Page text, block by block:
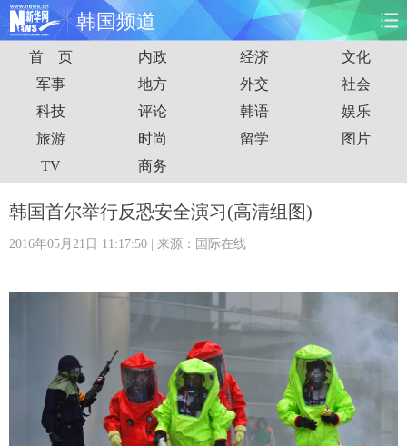
韩国频道
首页 时政 国际 财经
娱乐 体育 人事 教育
时尚 思客
港澳 台湾 华人
科技 能源 房产
视频 食品
信息化
金融 公益 军事 无人机
富媒体 摄影 新华广播
首 页 内政 经济
文化
军事
地方 外交
社会
科技
评论 韩语
娱乐
旅游
时尚 留学
图片
TV
商务
韩国首尔举行反恐安全演习(高清组图)
2016年05月21日 11:17:50 | 来源：国际在线